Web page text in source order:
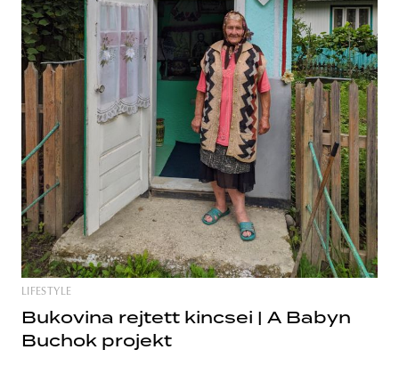
LIFESTYLE
Bukovina rejtett kincsei | A Babyn
Buchok projekt